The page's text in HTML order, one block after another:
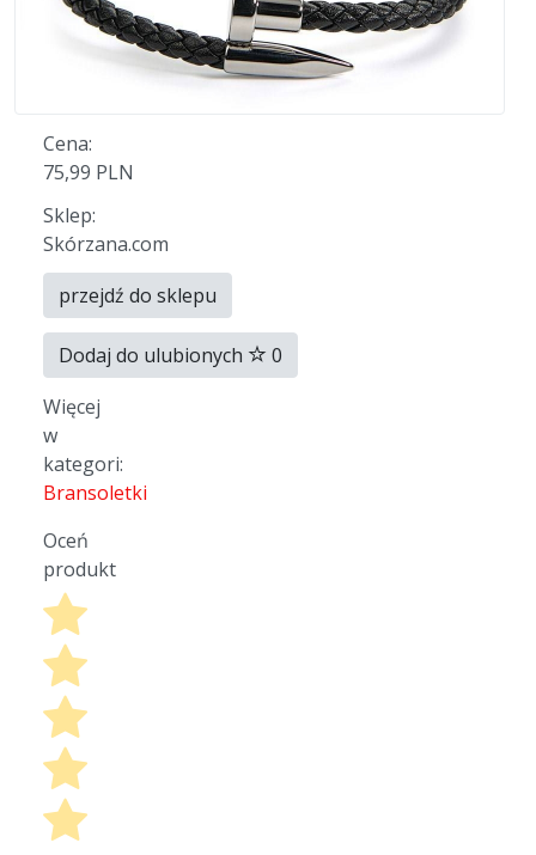
Cena:
75,99 PLN
Sklep:
Skórzana.com
przejdź do sklepu
Dodaj do ulubionych
0
Więcej
w
kategori:
Bransoletki
Oceń
produkt